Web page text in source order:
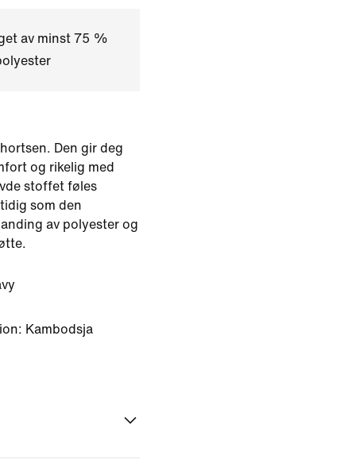
av minst 75 %
Den gir deg
og rikelig med
stoffet føles
som den
av polyester og
Kambodsja